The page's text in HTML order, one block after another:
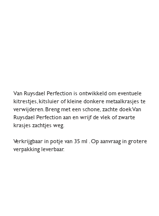
Van Ruysdael Perfection is ontwikkeld om eventuele
kitrestjes, kitsluier of kleine donkere metaalkrasjes te
verwijderen. Breng met een schone, zachte doek Van
Ruysdael Perfection aan en wrijf de vlek of zwarte
krasjes zachtjes weg.
Verkrijgbaar in potje van 35 ml . Op aanvraag in grotere
verpakking leverbaar.